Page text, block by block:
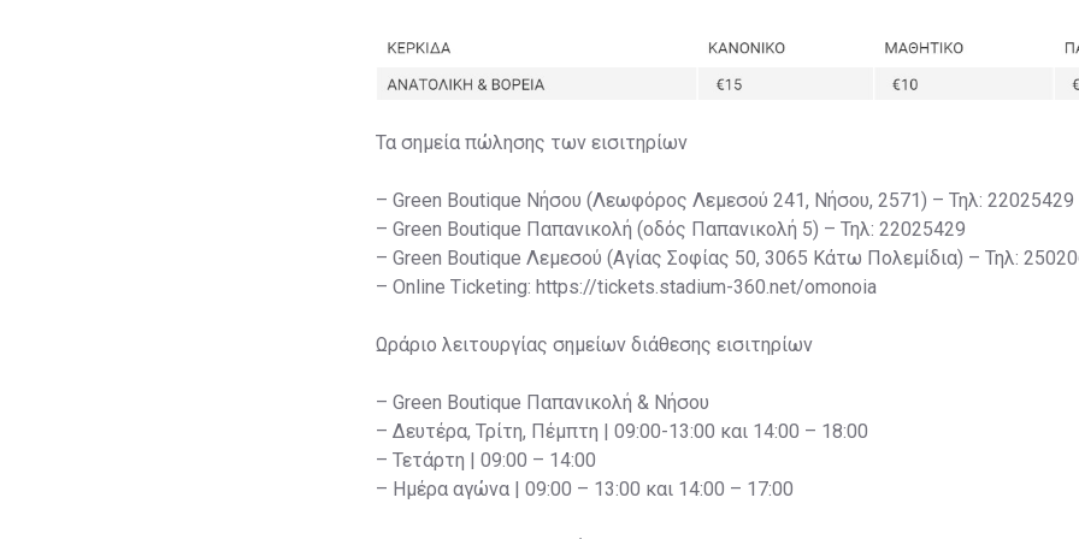
Τα σημεία πώλησης των εισιτηρίων
– Green Boutique Νήσου (Λεωφόρος Λεμεσού 241, Νήσου, 2571) – Τηλ: 22025429
– Green Boutique Παπανικολή (οδός Παπανικολή 5) – Τηλ: 22025429
– Green Boutique Λεμεσού (Αγίας Σοφίας 50, 3065 Κάτω Πολεμίδια) – Τηλ:
– Online Ticketing: https://tickets.stadium-360.net/omonoia
Ωράριο λειτουργίας σημείων διάθεσης εισιτηρίων
– Green Boutique Παπανικολή & Νήσου
– Δευτέρα, Τρίτη, Πέμπτη | 09:00-13:00 και 14:00 – 18:00
– Τετάρτη | 09:00 – 14:00
– Ημέρα αγώνα | 09:00 – 13:00 και 14:00 – 17:00